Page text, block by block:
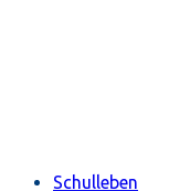
Schulleben